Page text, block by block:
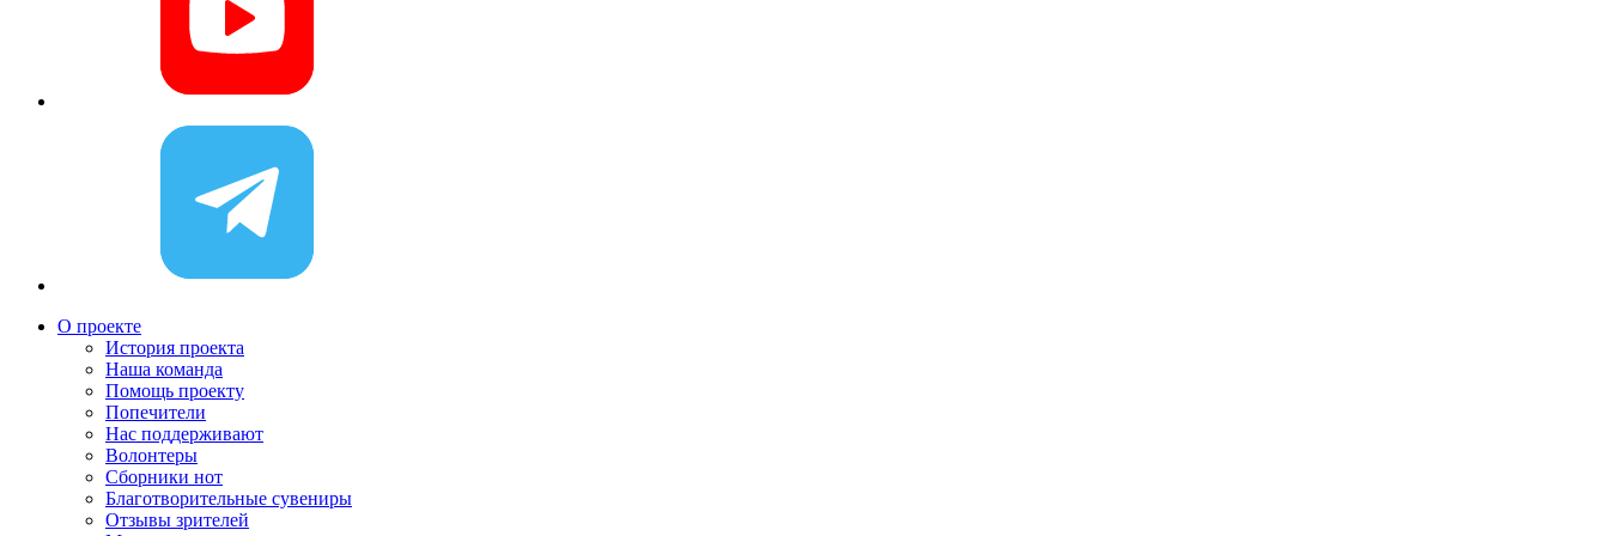
О проекте
История проекта
Наша команда
Помощь проекту
Попечители
Нас поддерживают
Волонтеры
Сборники нот
Благотворительные сувениры
Отзывы зрителей